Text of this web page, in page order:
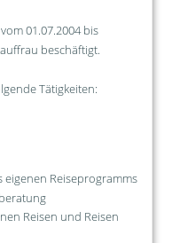
01.07.2004 bis
beschäftigt.
Tätigkeiten:
Reiseprogramms
Reisen und Reisen